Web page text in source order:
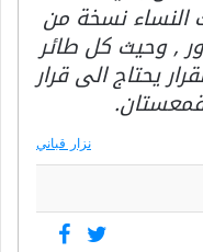
النساء نسخة من
, وحيث كل طائر
يحتاج الى قرار
نزار قباني